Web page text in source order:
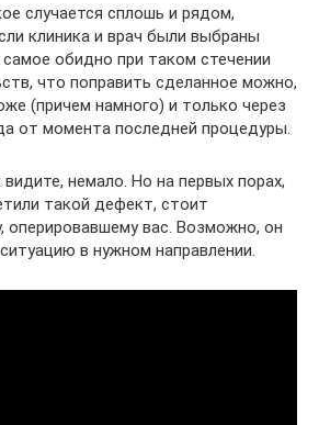
случается сплошь и рядом,
клиника и врач были выбраны
самое обидно при таком стечении
что поправить сделанное можно,
(причем намного) и только через
от момента последней процедуры.
видите, немало. Но на первых порах,
такой дефект, стоит
оперировавшему вас. Возможно, он
в нужном направлении.